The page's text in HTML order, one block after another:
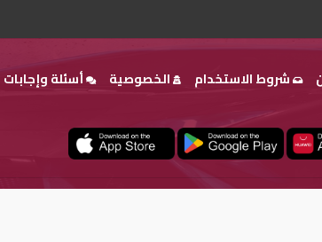
شروط الاستخدام الخصوصية أسئلة وإجابات